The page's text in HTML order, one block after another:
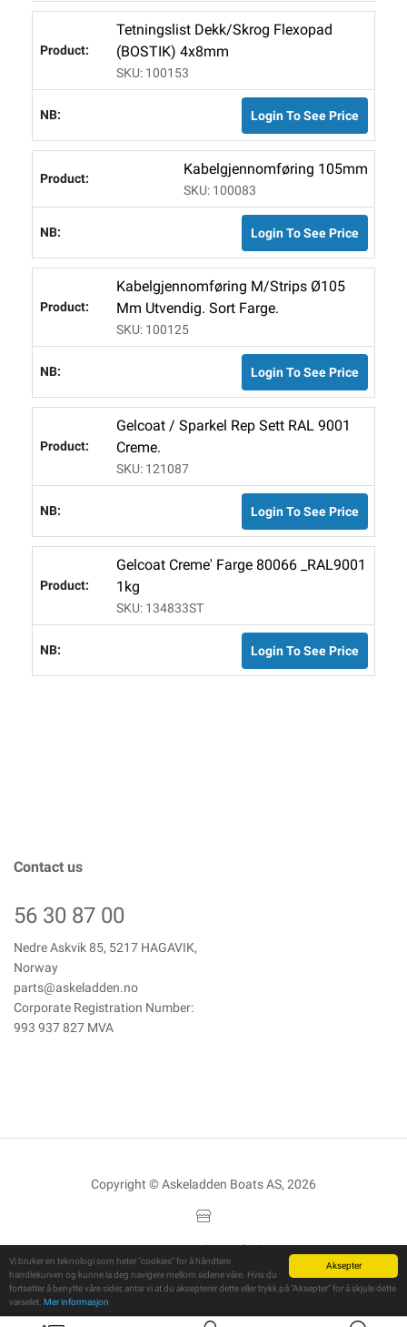
Aksepter
Vi bruker en teknologi som heter "cookies" for å håndtere
handlekurven og kunne la deg navigere mellom sidene våre. Hvis du
fortsetter å benytte våre sider, antar vi at du aksepterer dette eller trykk på "Aksepter" for å skjule dette
varselet. Mer informasjon
Tetningslist Dekk/Skrog Flexopad
(BOSTIK) 4x8mm
SKU: 100153
Login To See Price
Kabelgjennomføring 105mm
SKU: 100083
Login To See Price
Kabelgjennomføring M/strips Ø105
Mm Utvendig. Sort Farge.
SKU: 100125
Login To See Price
Gelcoat / Sparkel Rep Sett RAL 9001
Creme.
SKU: 121087
Login To See Price
Gelcoat Creme' Farge 80066 _RAL9001
1kg
SKU: 134833ST
Login To See Price
Contact us
56 30 87 00
Nedre Askvik 85, 5217 HAGAVIK,
Norway
parts@askeladden.no
Corporate Registration Number:
993 937 827 MVA
Copyright © Askeladden Boats AS, 2026
Powered ByTelaris